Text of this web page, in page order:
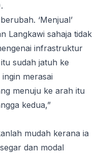
‘Menjual’
Langkawi sahaja tidak
infrastruktur
sudah jatuh ke
merasai
menuju ke arah itu
kedua,”
mudah kerana ia
dan modal